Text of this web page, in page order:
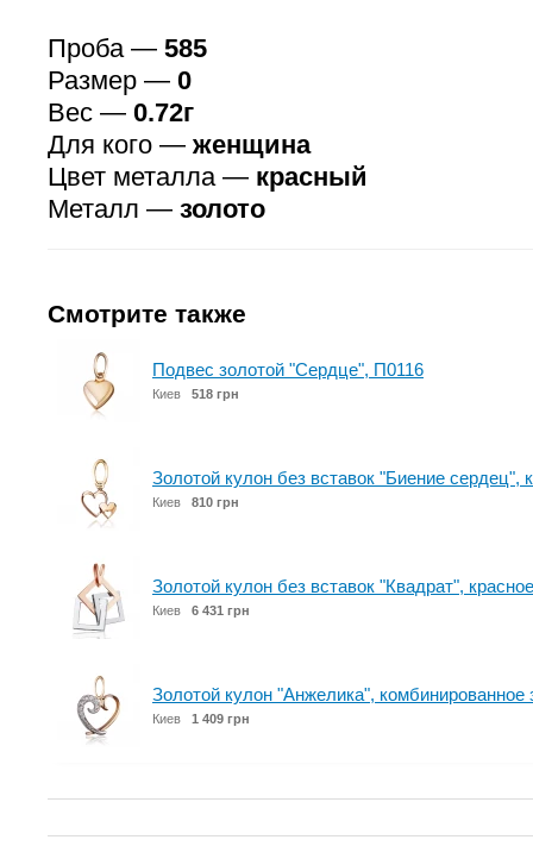
Проба — 585
Размер — 0
Вес — 0.72г
Для кого — женщина
Цвет металла — красный
Металл — золото
Смотрите также
Подвес золотой "Сердце", П0116
Киев 518 грн
Золотой кулон без вставок "Биение сердец",
Киев 810 грн
Золотой кулон без вставок "Квадрат",
Киев 6 431 грн
Золотой кулон "Анжелика", комбинированное
Киев 1 409 грн